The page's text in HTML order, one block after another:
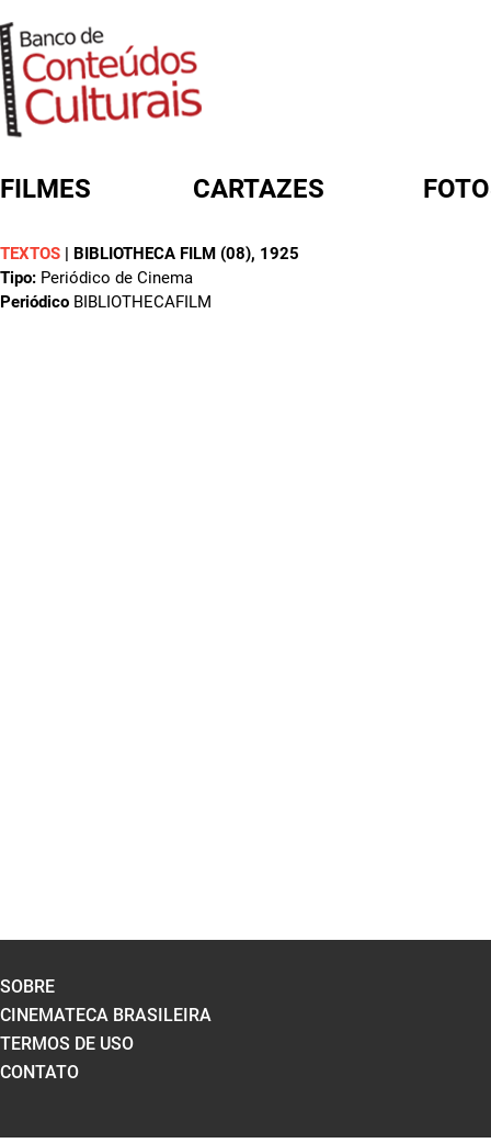
FILMES CARTAZES
TEXTOS | BIBLIOTHECA FILM (08), 1925
Tipo: Periódico de Cinema
Periódico BIBLIOTHECAFILM
FORMULÁRIO DE BUSCA
SOBRE
CINEMATECA BRASILEIRA
TERMOS DE USO
CONTATO